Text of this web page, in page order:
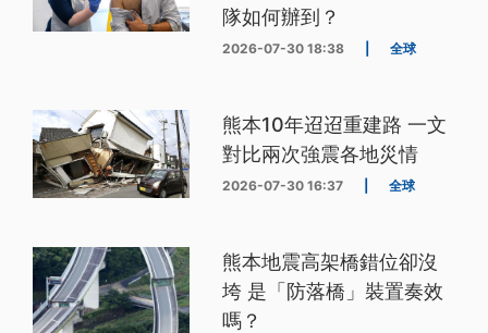
隊如何辦到？
2026-07-30 18:38 全球
熊本10年迢迢重建路 一文
對比兩次強震各地災情
2026-07-30 16:37 全球
熊本地震高架橋錯位卻沒
垮 是「防落橋」裝置奏效
嗎？